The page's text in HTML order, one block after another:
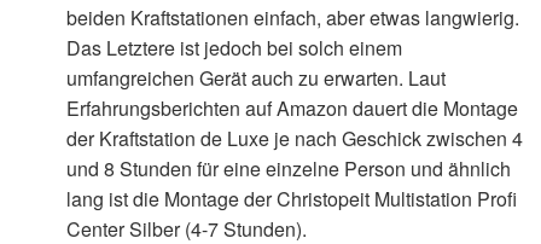
beiden Kraftstationen einfach, aber etwas langwierig.
Das Letztere ist jedoch bei solch einem
umfangreichen Gerät auch zu erwarten. Laut
Erfahrungsberichten auf Amazon dauert die Montage
der Kraftstation de Luxe je nach Geschick zwischen 4
und 8 Stunden für eine einzelne Person und ähnlich
lang ist die Montage der Christopeit Multistation Profi
Center Silber (4-7 Stunden).